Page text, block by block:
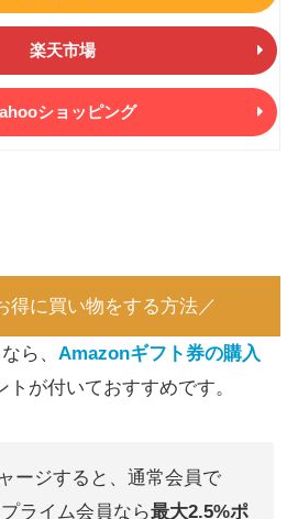
楽天市場
ショッピング
得に買い物をする方法／
ら、 Amazonギフト券の購入
トが付いておすすめです。
ージすると、通常会員で
ライム会員なら最大2.5%ポ